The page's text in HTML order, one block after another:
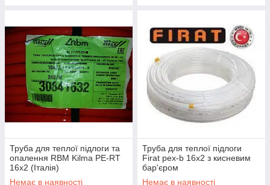
Труба для теплої підлоги та
опалення RBM Kilma PE-RT
16х2 (Італія)
Немає в наявності
Труба для теплої підлоги
Firat pex-b 16х2 з кисневим
бар'єром
Немає в наявності